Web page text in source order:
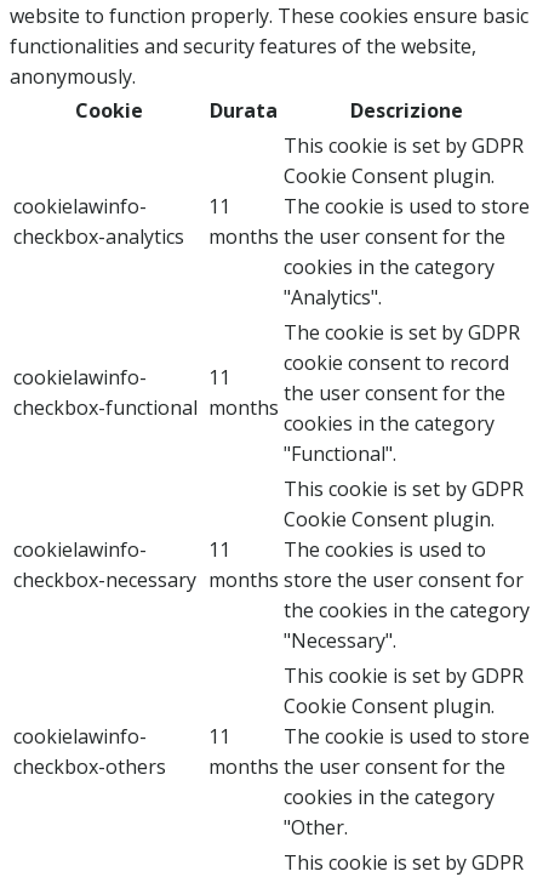
website to function properly. These cookies ensure basic
functionalities and security features of the website,
anonymously.
Cookie
Durata Descrizione
cookielawinfo-
checkbox-analytics
11
months
This cookie is set by GDPR
Cookie Consent plugin.
The cookie is used to store
the user consent for the
cookies in the category
"Analytics".
cookielawinfo-
checkbox-functional
11
months
The cookie is set by GDPR
cookie consent to record
the user consent for the
cookies in the category
"Functional".
cookielawinfo-
checkbox-necessary
11
months
This cookie is set by GDPR
Cookie Consent plugin.
The cookies is used to
store the user consent for
the cookies in the category
"Necessary".
cookielawinfo-
checkbox-others
11
months
This cookie is set by GDPR
Cookie Consent plugin.
The cookie is used to store
the user consent for the
cookies in the category
"Other.
This cookie is set by GDPR